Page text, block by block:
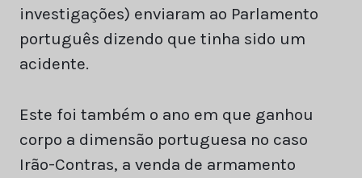
investigações) enviaram ao Parlamento
português dizendo que tinha sido um
acidente.
Este foi também o ano em que ganhou
corpo a dimensão portuguesa no caso
Irão-Contras, a venda de armamento